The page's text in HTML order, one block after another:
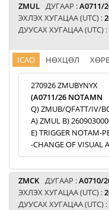
ZMUL ДУГААР :A0711/
ЭХЛЭХ ХУГАЦАА (UTC) :
ДУУСАХ ХУГАЦАА (UTC) :
ICAO НӨХЦӨЛ
270926 ZMUBYNYX
(A0711/26 NOTAMN
Q) ZMUB/QFATT/IV/
A) ZMUL B)
E) TRIGGER NOTAM-
-CHANGE OF VISUAL
ZMCK ДУГААР :A0710/
ЭХЛЭХ ХУГАЦАА (UTC) :
ДУУСАХ ХУГАЦАА (UTC) :